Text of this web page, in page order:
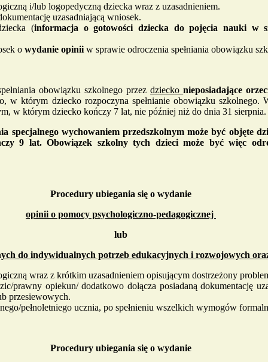
i/lub logopedyczną dziecka wraz z uzasadnieniem.
uzasadniającą wniosek.
(informacja o gotowości dziecka do pojęcia nauki w
o wydanie opinii w sprawie odroczenia spełniania obowiązku
obowiązku szkolnego przezdzieckonieposiadające
w którym dziecko rozpoczyna spełnianie obowiązku szkolnego.
w którym dziecko kończy 7 lat, nie później niż do dnia 31 sierpnia.
specjalnego wychowaniem przedszkolnym może być objęte
9 lat. Obowiązek szkolny tych dzieci może być więc
Procedury ubiegania się o wydanie
opinii o pomocy psychologiczno-pedagogicznej
lub
do indywidualnych potrzeb edukacyjnych i rozwojowych
wraz z krótkim uzasadnieniem opisującym dostrzeżony
prawny opiekun/ dodatkowo dołącza posiadaną dokumentację
przesiewowych.
pełnoletniego ucznia, po spełnieniu wszelkich wymogów
Procedury ubiegania się o wydanie